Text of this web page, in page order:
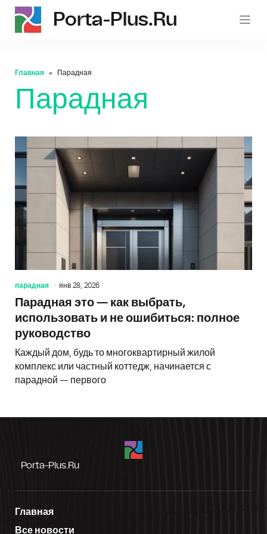
Porta-Plus.ru
Главная Парадная
Парадная
парадная янв 28, 2026
Парадная это — как выбрать,
использовать и не ошибиться: полное
руководство
Каждый дом, будь то многоквартирный жилой
комплекс или частный коттедж, начинается с
парадной — первого
Porta-Plus.ru
Главная
Все новости